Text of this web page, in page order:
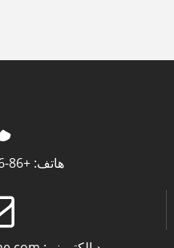
هاتف: +86-13583233866